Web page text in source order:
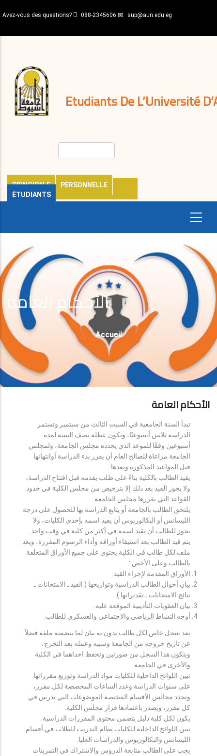
au
principal
Avez-vous des questions? 088-2345606 sup@aun.edu.eg
Etudiants De L’Université
PRINCIPALE
PERSONNELLE
ÉTUDIANTS
décisions
Expatriés
Journal
الأحكام العامة
Fil
D'Ariane
Accueil
الأحكام العامة
تبدأ السنة الجامعية في السبت الثالث من سبتمبر وتستمر
الدراسة ثلاثين أسبوعيًا، وتكون عطلة نصف السنة لمدة
أسبوعين وفقًا للموعد الذي يحدده مجلس الجامعة، ولمجلس
الجامعة مراعاة للصالح العام أن يقرر بدء الدراسة أوانتهائها
قبل المواعيد المذكورة وبعدها.
يقيد الطالب بالكلية بناءً على طلب يقدمه قبل افتتاح الدراسة،
ولا يجوز القيد بعد ذلك إلا بترخيص من مجلس الكلية في حدود
القواعد التي يقررها مجلس الجامعة.
يلتحق الطالب بالجامعة أو يتابع الدراسة بها للحصول على درجة
الليسانس أو البكالوريوس أن يقيد اسمه بإحدى الكليات، ولا
يجوز للطالب أن يقيد اسمه في أكثر من كلية في وقت واحد.
يتم قيد الطالب بعد استيفاء أوراقه وأداء الرسوم المقررة، ويعد
ملف لكل طالب في الكلية يحتوي على جميع الأوراق المتعلقة
بالطالب وعلى الأخص :
الأوراق المقدمة لإجراء القيد.
بيان أحوال الطالب الدراسية وتواريخها ( القيد ـ الامتحانات ـ
نتائح الامتحانات ـ تقديراتها ).
بيان العقوبات التأديبية الموقعة عليه.
أوجه النشاط الرياضي والاجتماعي والعسكري للطالب.
يعد سجل خاص لكل طالب يدون به بيان لما يتضمنه ملفه فضلاً
عن تاريخ خروجه من الجامعة وسببه وعمله بعد التخرج،
ويتكون هذا السجل من صورتين وتحفظ احداهما في الكلية
والأخرى في الجامعة.
تبين اللوائح الداخلية للكليات مواد الدراسة وتوزيع مقرراتها
على سنوات الدراسة وعدد الساعات المخصصة لكل مقرر،
وتحدد مجالس الأقسام المختصة الموضوعات التي تدرس في
كل مقرر، ويصدر باعتمادها قرار مجلس الكلية.
يكون لكل كلية دليل يتضمن محتوى المقررات الدراسية.
تبين اللوائح الداخلية للكليات نظام التدريب للطلاب في أقسام
الليسانس والبكالوريوس والدراسات العليا.
يجب على الطالب متابعة الدروس والاشتراك في التمرينات